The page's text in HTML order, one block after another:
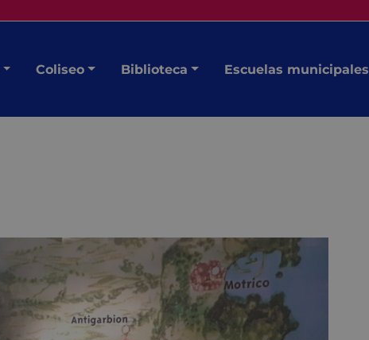
Coliseo Biblioteca Escuelas municipales